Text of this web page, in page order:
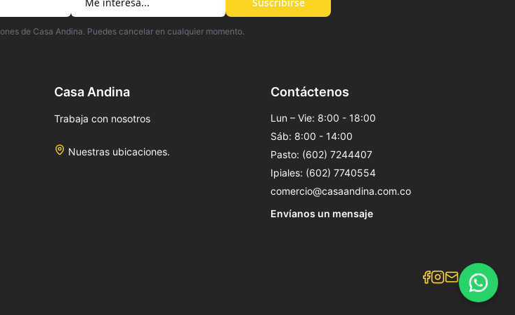
de Casa Andina. Puedes cancelar en cualquier momento.
Casa Andina
Trabaja con nosotros
Nuestras ubicaciones.
Contáctenos
Lun – Vie: 8:00 - 18:00
Sáb: 8:00 - 14:00
Pasto: (602) 7244407
Ipiales: (602) 7740554
comercio@casaandina.com.co
Envíanos un mensaje